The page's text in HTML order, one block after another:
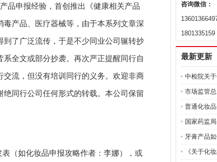
品申报经验，首创推出《健康相关产品
产品、医疗器械等，由于本系列文章深
了广泛流传，于是不少同业公司辗转抄
全文或部分抄袭。再次严正提醒同行自
流，但没有培训同行的义务。欢迎非商
同行公司任何形式的转载。本公司保留
（如化妆品申报攻略作者：李娜），或
咨询微信：
1801335159
最新更新
中检院关
意见稿）
知
市场监管
布化妆品
全通用要
普通化妆
药监局关
的公告》
国家药监
芬酸钠的
方法的公
牙膏产品
《关于化